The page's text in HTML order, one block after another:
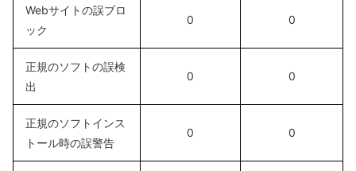
Webサイトの誤ブロ
ック
0 0
正規のソフトの誤検
出
0 0
正規のソフトインス
トール時の誤警告
0 0